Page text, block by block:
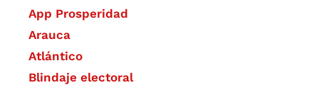
App Prosperidad
Arauca
Atlántico
Blindaje electoral